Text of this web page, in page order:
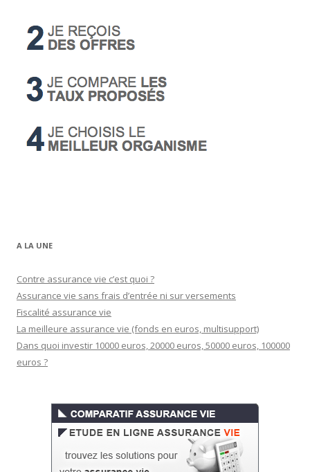
A LA UNE
Contre assurance vie c’est quoi ?
Assurance vie sans frais d’entrée ni sur versements
Fiscalité assurance vie
La meilleure assurance vie (fonds en euros, multisupport)
Dans quoi investir 10000 euros, 20000 euros, 50000 euros, 100000
euros ?